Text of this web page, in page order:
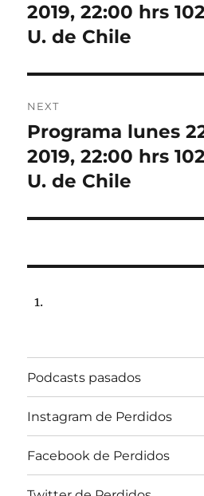
post:
2019, 22:00 hrs
U. de Chile
NEXT
Next
post:
Programa lunes
2019, 22:00 hrs
U. de Chile
Podcasts pasados
Instagram de Perdidos
Facebook de Perdidos